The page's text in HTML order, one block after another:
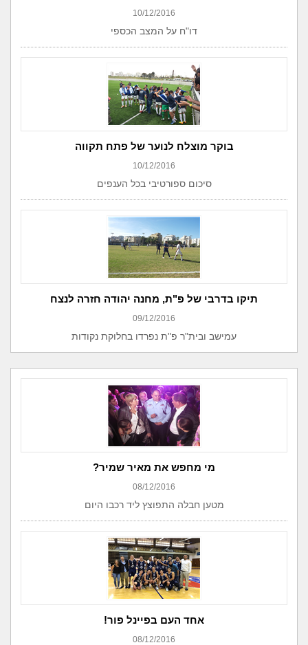
10/12/2016
דו"ח על המצב הכספי
בוקר מוצלח לנוער של פתח תקווה
10/12/2016
סיכום ספורטיבי בכל הענפים
תיקו בדרבי של פ"ת, מחנה יהודה חזרה לנצח
09/12/2016
עמישב ובית"ר פ"ת נפרדו בחלוקת נקודות
מי מחפש את מאיר שמיר?
08/12/2016
מטען חבלה התפוצץ ליד רכבו היום
אחד העם בפיינל פור!
08/12/2016